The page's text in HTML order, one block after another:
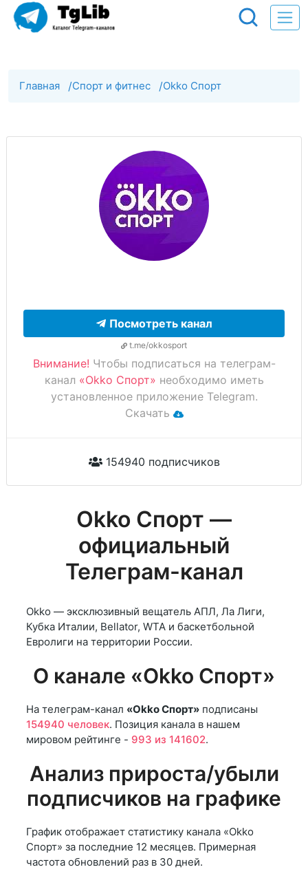
Главная /Спорт и фитнес /Okko Спорт
Посмотреть канал
t.me/okkosport
Внимание! Чтобы подписаться на телеграм-
канал «Okko Спорт» необходимо иметь
установленное приложение Telegram.
Скачать
154940 подписчиков
Okko Спорт —
официальный
Телеграм-канал
Okko — эксклюзивный вещатель АПЛ, Ла Лиги,
Кубка Италии, Bellator, WTA и баскетбольной
Евролиги на территории России.
О канале «Okko Спорт»
На телеграм-канал «Okko Спорт» подписаны
154940 человек. Позиция канала в нашем
мировом рейтинге - 993 из 141602.
Анализ прироста/убыли
подписчиков на графике
График отображает статистику канала «Okko
Спорт» за последние 12 месяцев. Примерная
частота обновлений раз в 30 дней.